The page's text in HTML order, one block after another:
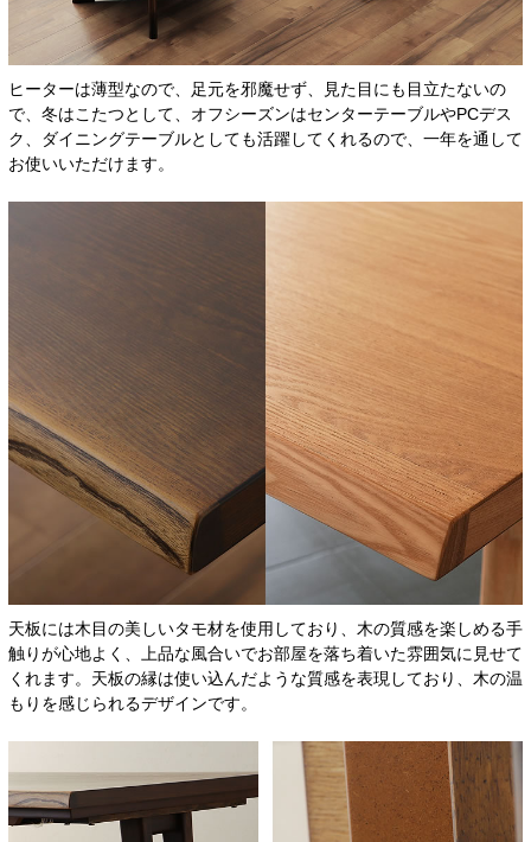
ヒーターは薄型なので、足元を邪魔せず、見た目にも目立たないの
で、冬はこたつとして、オフシーズンはセンターテーブルやPCデス
ク、ダイニングテーブルとしても活躍してくれるので、一年を通して
お使いいただけます。
天板には木目の美しいタモ材を使用しており、木の質感を楽しめる手
触りが心地よく、上品な風合いでお部屋を落ち着いた雰囲気に見せて
くれます。天板の縁は使い込んだような質感を表現しており、木の温
もりを感じられるデザインです。